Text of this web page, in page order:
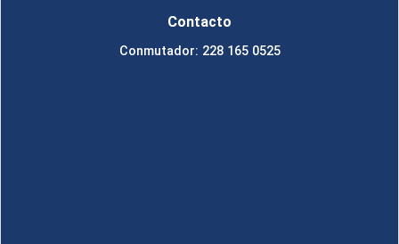
Contacto
Conmutador: 228 165 0525